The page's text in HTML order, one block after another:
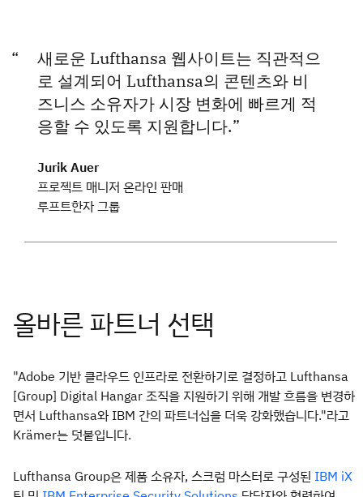
새로운 Lufthansa 웹사이트는 직관적으
로 설계되어 Lufthansa의 콘텐츠와 비
즈니스 소유자가 시장 변화에 빠르게 적
응할 수 있도록 지원합니다.
Jurik Auer
프로젝트 매니저 온라인 판매
루프트한자 그룹
"Adobe 기반 클라우드 인프라로 전환하기로 결정하고 Lufthansa
[Group] Digital Hangar 조직을 지원하기 위해 개발 흐름을 변경하
면서 Lufthansa와 IBM 간의 파트너십을 더욱 강화했습니다."라고
Krämer는 덧붙입니다.
Lufthansa Group은 제품 소유자, 스크럼 마스터로 구성된 IBM iX